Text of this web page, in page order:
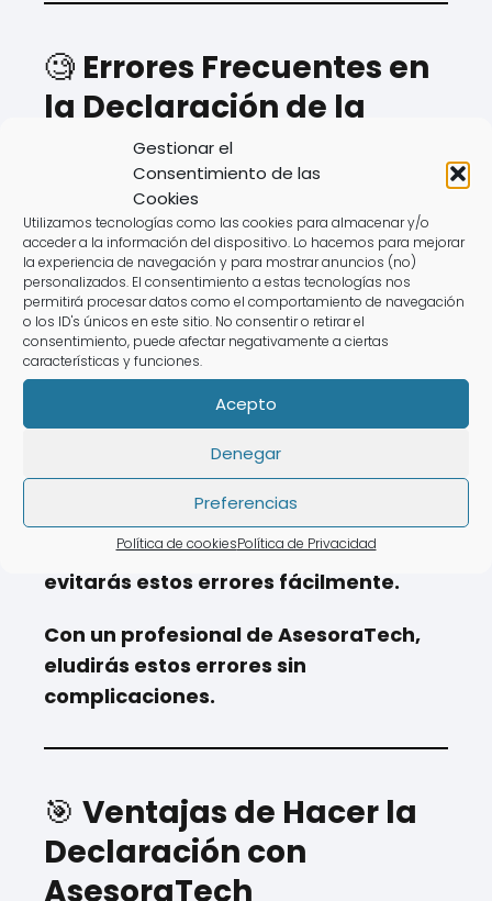
Gestionar el
Consentimiento de las
Cookies
Utilizamos tecnologías como las cookies para almacenar y/o
acceder a la información del dispositivo. Lo hacemos para mejorar
la experiencia de navegación y para mostrar anuncios (no)
personalizados. El consentimiento a estas tecnologías nos
permitirá procesar datos como el comportamiento de navegación
o los ID's únicos en este sitio. No consentir o retirar el
consentimiento, puede afectar negativamente a ciertas
características y funciones.
Acepto
Denegar
Preferencias
Política de cookiesPolítica de Privacidad
🧐 Errores Frecuentes en
la Declaración de la
Renta
Para evitar fallos con la
Tributaria, ten en cuenta estos errores:
❌No revisar el "borrador declaración
renta web".
❌No incluir ingresos de actividades
económicas.
Olvidar deducciones en el impuesto
sobre la renta.
Presentarla fuera de plazo, lo que
puede generar sanciones.
Con un experto de AsesoraTech,
evitarás estos errores fácilmente.
Con un profesional de AsesoraTech,
eludirás estos errores sin
complicaciones.
🎯 Ventajas de Hacer la
Declaración con
AsesoraTech